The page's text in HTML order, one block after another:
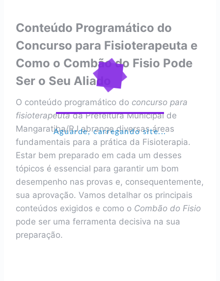
Aguarde, carregando site...
Conteúdo Programático do
Concurso para Fisioterapeuta e
Como o Combão do Fisio Pode
Ser o Seu Aliado
O conteúdo programático do concurso para
fisioterapeutada Prefeitura Municipal de
Mangaratiba/RJ abrange diversas áreas
fundamentais para a prática da Fisioterapia.
Estar bem preparado em cada um desses
tópicos é essencial para garantir um bom
desempenho nas provas e, consequentemente,
sua aprovação. Vamos detalhar os principais
conteúdos exigidos e como o Combão do Fisio
pode ser uma ferramenta decisiva na sua
preparação.